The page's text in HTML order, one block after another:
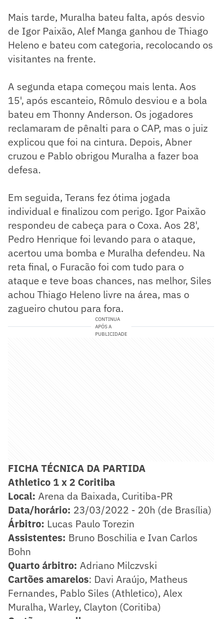
Mais tarde, Muralha bateu falta, após desvio
de Igor Paixão, Alef Manga ganhou de Thiago
Heleno e bateu com categoria, recolocando os
visitantes na frente.
A segunda etapa começou mais lenta. Aos
15', após escanteio, Rômulo desviou e a bola
bateu em Thonny Anderson. Os jogadores
reclamaram de pênalti para o CAP, mas o juiz
explicou que foi na cintura. Depois, Abner
cruzou e Pablo obrigou Muralha a fazer boa
defesa.
Em seguida, Terans fez ótima jogada
individual e finalizou com perigo. Igor Paixão
respondeu de cabeça para o Coxa. Aos 28',
Pedro Henrique foi levando para o ataque,
acertou uma bomba e Muralha defendeu. Na
reta final, o Furacão foi com tudo para o
ataque e teve boas chances, nas melhor, Siles
achou Thiago Heleno livre na área, mas o
zagueiro chutou para fora.
CONTINUA
APÓS A
PUBLICIDADE
FICHA TÉCNICA DA PARTIDA
​Athletico 1 x 2 Coritiba
Local: Arena da Baixada, Curitiba-PR
Data/horário: 23/03/2022 - 20h (de Brasília)
Árbitro: Lucas Paulo Torezin
Assistentes: Bruno Boschilia e Ivan Carlos
Bohn
Quarto árbitro: Adriano Milczvski
Cartões amarelos: Davi Araújo, Matheus
Fernandes, Pablo Siles (Athletico), Alex
Muralha, Warley, Clayton (Coritiba)